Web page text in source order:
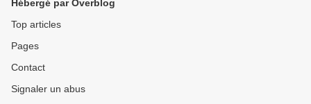
Hébergé par Overblog
Top articles
Pages
Contact
Signaler un abus